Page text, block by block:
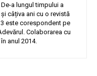
a lungul timpului a
câțiva ani cu o revistă
este corespondent pe
Colaborarea cu
anul 2014.